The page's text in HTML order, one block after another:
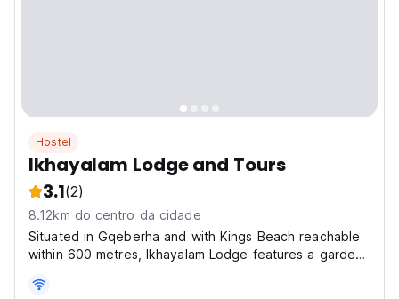
Hostel
Ikhayalam Lodge and Tours
3.1(2)
8.12km do centro da cidade
Situated in Gqeberha and with Kings Beach reachable
within 600 metres, Ikhayalam Lodge features a garden,
and a shared lounge. The property is set 2.7 km from